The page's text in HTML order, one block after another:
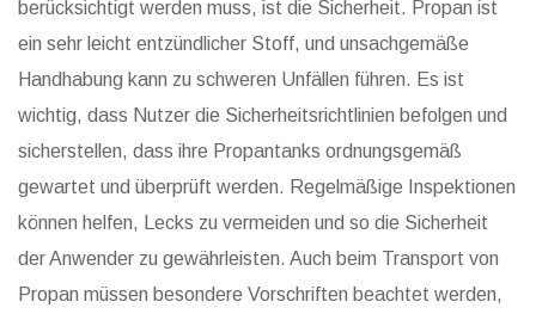
berücksichtigt werden muss, ist die Sicherheit. Propan ist
ein sehr leicht entzündlicher Stoff, und unsachgemäße
Handhabung kann zu schweren Unfällen führen. Es ist
wichtig, dass Nutzer die Sicherheitsrichtlinien befolgen und
sicherstellen, dass ihre Propantanks ordnungsgemäß
gewartet und überprüft werden. Regelmäßige Inspektionen
können helfen, Lecks zu vermeiden und so die Sicherheit
der Anwender zu gewährleisten. Auch beim Transport von
Propan müssen besondere Vorschriften beachtet werden,